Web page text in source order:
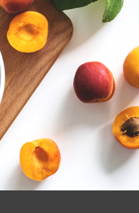
która
przy podrobów wraz
przypraw. Pulpety
jako dodatek do zup...